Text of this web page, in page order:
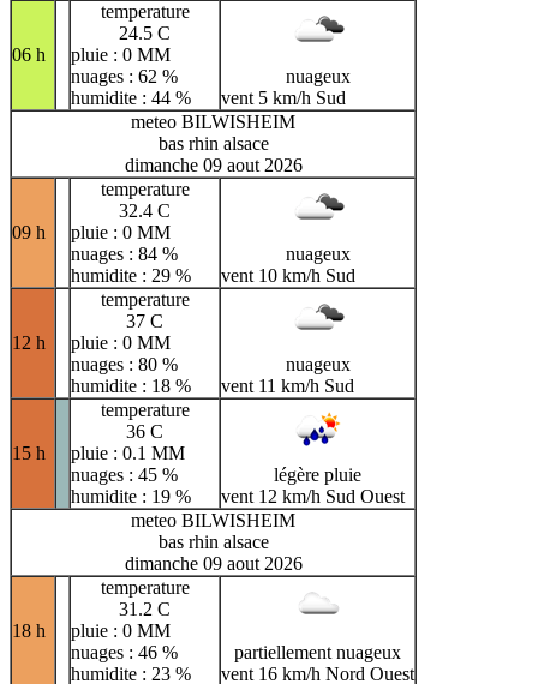
06 h
temperature
24.5 C
pluie : 0 MM
nuages : 62 %
humidite : 44 %
nuageux
vent 5 km/h Sud
meteo BILWISHEIM
bas rhin alsace
dimanche 09 aout 2026
09 h
temperature
32.4 C
pluie : 0 MM
nuages : 84 %
humidite : 29 %
nuageux
vent 10 km/h Sud
12 h
temperature
37 C
pluie : 0 MM
nuages : 80 %
humidite : 18 %
nuageux
vent 11 km/h Sud
15 h
temperature
36 C
pluie : 0.1 MM
nuages : 45 %
humidite : 19 %
légère pluie
vent 12 km/h Sud Ouest
meteo BILWISHEIM
bas rhin alsace
dimanche 09 aout 2026
18 h
temperature
31.2 C
pluie : 0 MM
nuages : 46 %
humidite : 23 %
partiellement nuageux
vent 16 km/h Nord Ouest